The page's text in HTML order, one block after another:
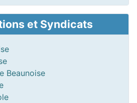
et Syndicats
Beaunoise